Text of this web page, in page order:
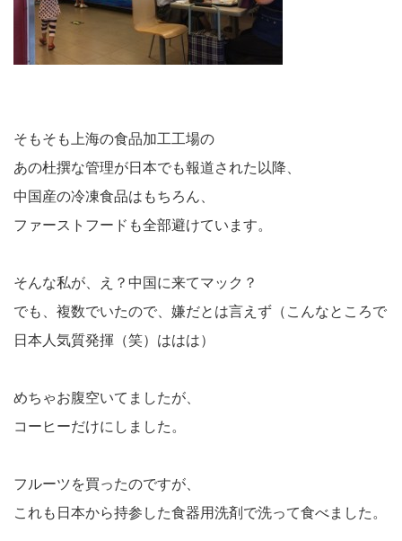
そもそも上海の食品加工工場の
あの杜撰な管理が日本でも報道された以降、
中国産の冷凍食品はもちろん、
ファーストフードも全部避けています。
そんな私が、え？中国に来てマック？
でも、複数でいたので、嫌だとは言えず（こんなところで
日本人気質発揮（笑）ははは）
めちゃお腹空いてましたが、
コーヒーだけにしました。
フルーツを買ったのですが、
これも日本から持参した食器用洗剤で洗って食べました。